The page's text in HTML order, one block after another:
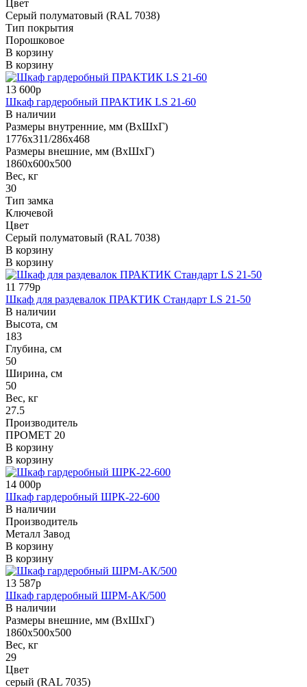
Цвет
Серый полуматовый (RAL 7038)
Тип покрытия
Порошковое
В корзину
В корзину
13 600р
Шкаф гардеробный ПРАКТИК LS 21-60
В наличии
Размеры внутренние, мм (ВхШхГ)
1776x311/286x468
Размеры внешние, мм (ВхШхГ)
1860x600x500
Вес, кг
30
Тип замка
Ключевой
Цвет
Серый полуматовый (RAL 7038)
В корзину
В корзину
11 779р
Шкаф для раздевалок ПРАКТИК Стандарт LS 21-50
В наличии
Высота, см
183
Глубина, см
50
Ширина, см
50
Вес, кг
27.5
Производитель
ПРОМЕТ 20
В корзину
В корзину
14 000р
Шкаф гардеробный ШРК-22-600
В наличии
Производитель
Металл Завод
В корзину
В корзину
13 587р
Шкаф гардеробный ШРМ-АК/500
В наличии
Размеры внешние, мм (ВхШхГ)
1860x500x500
Вес, кг
29
Цвет
серый (RAL 7035)